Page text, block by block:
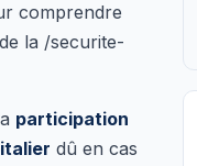
comprendre
la /securite-
participation
dû en cas